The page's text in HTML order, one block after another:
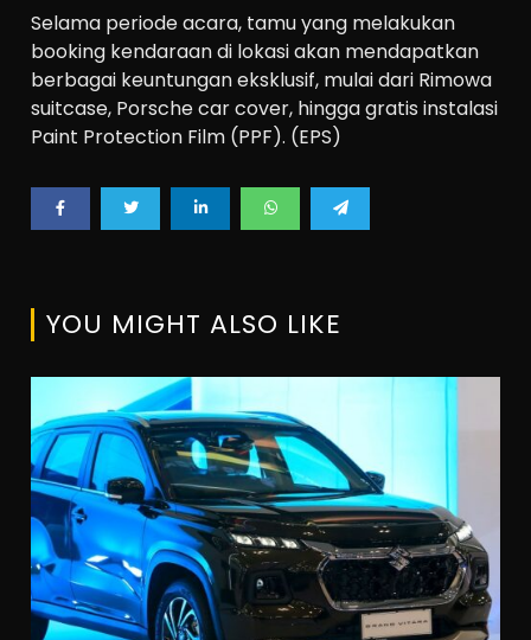
Selama periode acara, tamu yang melakukan
booking kendaraan di lokasi akan mendapatkan
berbagai keuntungan eksklusif, mulai dari Rimowa
suitcase, Porsche car cover, hingga gratis instalasi
Paint Protection Film (PPF). (EPS)
YOU MIGHT ALSO LIKE